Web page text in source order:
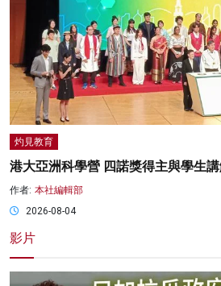
灼見教育
港大亞洲科學營 四諾獎得主與學生
作者: 本社編輯部
2026-08-04
影片